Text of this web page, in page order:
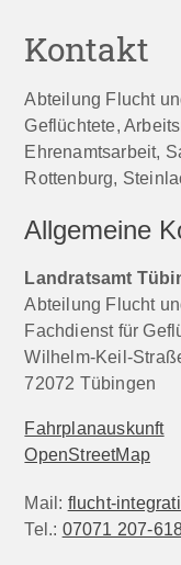
Kontakt
Abteilung Flucht
Geflüchtete,
Ehrenamtsarbeit,
Rottenburg,
Allgemeine
Landratsamt
Abteilung Flucht
Fachdienst für
Wilhelm-Keil-
72072 Tübingen
Fahrplanauskunft
OpenStreetMap
Mail: flucht-
Tel.: 07071 207-